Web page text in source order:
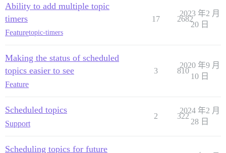
Ability to add multiple topic
timers
Featuretopic-timers
17 2682
2023 年2 月
20 日
Making the status of scheduled
topics easier to see
Feature
3 810
2020 年9 月
10 日
Scheduled topics
Support
2 322
2024 年2 月
28 日
Scheduling topics for future